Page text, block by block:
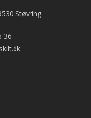
Støvring
36